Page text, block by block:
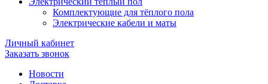
Комплектующие для тёплого пола
Электрические кабели и маты
Личный кабинет
Заказать звонок
Новости